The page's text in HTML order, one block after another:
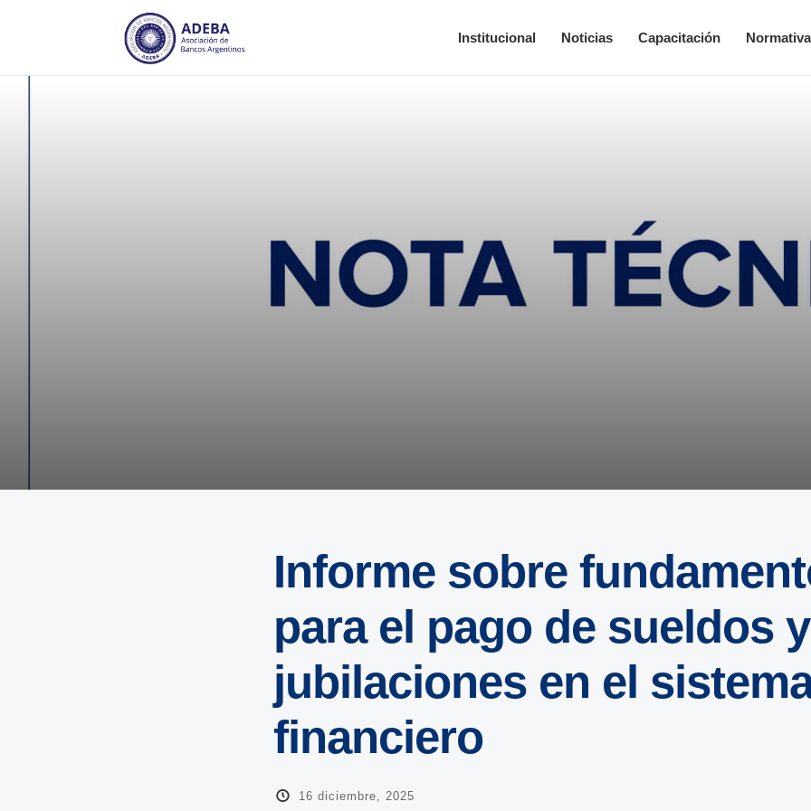
Institucional Noticias Capacitación
Informe sobre
para el pago de sueldos y
jubilaciones en el
financiero
16 diciembre, 2025